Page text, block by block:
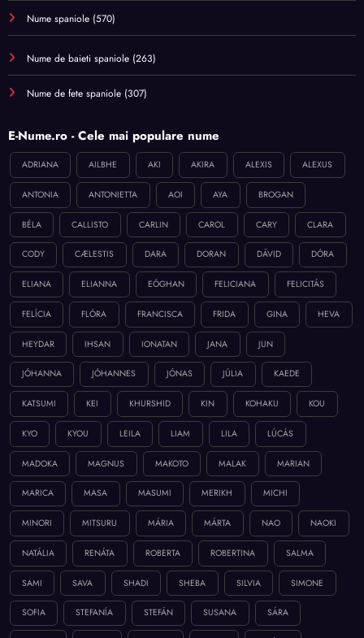
Nume spaniole (570)
Nume de baieti spaniole (263)
Nume de fete spaniole (307)
E-Nume.ro - Cele mai populare nume
ADRIANA AILBHE AKI AKIRA ALEXIS ALEXUS
ANTONIA ANTONIETTA AOI AYA BROGAN
BÉLA CALLISTO CARLIN CAROL CARY CLARA
CODY CÆLESTIS DARA DORAN DÁVID DÓRA
ELIANA ELIANNA EÓGHAN FELICIANA FELICITÁS
FELÍCIA FLÓRA FRANCISCA FRIDA GINA HEVA
HEYDAR IHSAN IONATAN JANA JUN
JÓHANNA JÓHANNES JÓNAS JÚLIA KAEDE
KATSUMI KEI KHURSHID KIN KOHAKU KOU
KYO KYOU LEILA LIAM LILA LÚCÁS
MADOKA MAGNUS MAKOTO MALAK MARIAN
MARICA MASA MASUMI MERIKH MICHI
MINORI MITSURU MÁRIA MÁRTA NAO NAOKI
NATÁLIA RENÁTA ROBERTA ROBERTINA SALMA
SAMI SAVA SHADI SHEBA SILVIA SIMONE
SOFIA STEFANÍA STEFÁN SUSANA SÁRA